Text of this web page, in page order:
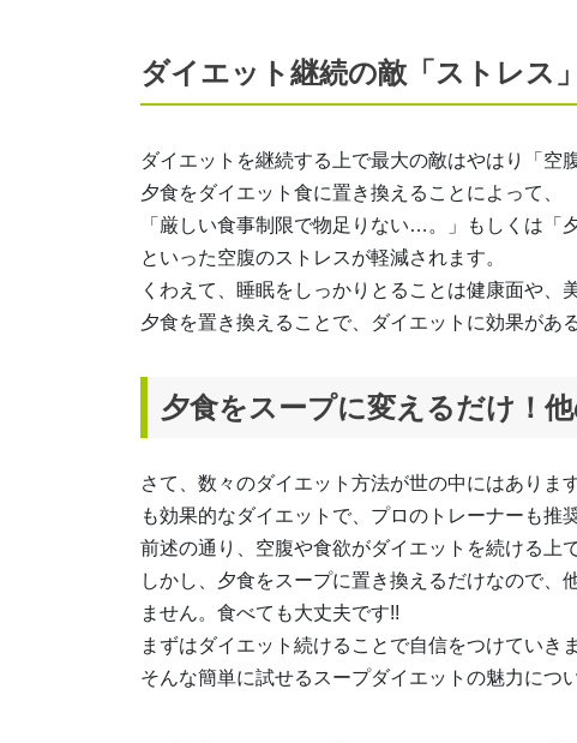
ダイエット継続の敵「ストレス
ダイエットを継続する上で最大の敵はやはり「空
夕食をダイエット食に置き換えることによって、
「厳しい食事制限で物足りない…。」もしくは「
といった空腹のストレスが軽減されます。
くわえて、睡眠をしっかりとることは健康面や、
夕食を置き換えることで、ダイエットに効果があ
夕食をスープに変えるだけ！
さて、数々のダイエット方法が世の中にはありま
も効果的なダイエットで、プロのトレーナーも推
前述の通り、空腹や食欲がダイエットを続ける上
しかし、夕食をスープに置き換えるだけなので、
ません。食べても大丈夫です!!
まずはダイエット続けることで自信をつけていき
そんな簡単に試せるスープダイエットの魅力につ